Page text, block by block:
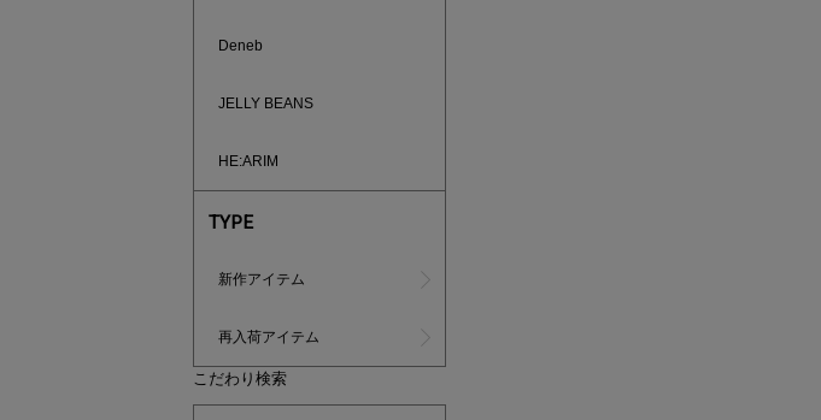
Deneb
JELLY BEANS
HE:ARIM
TYPE
新作アイテム
再入荷アイテム
こだわり検索